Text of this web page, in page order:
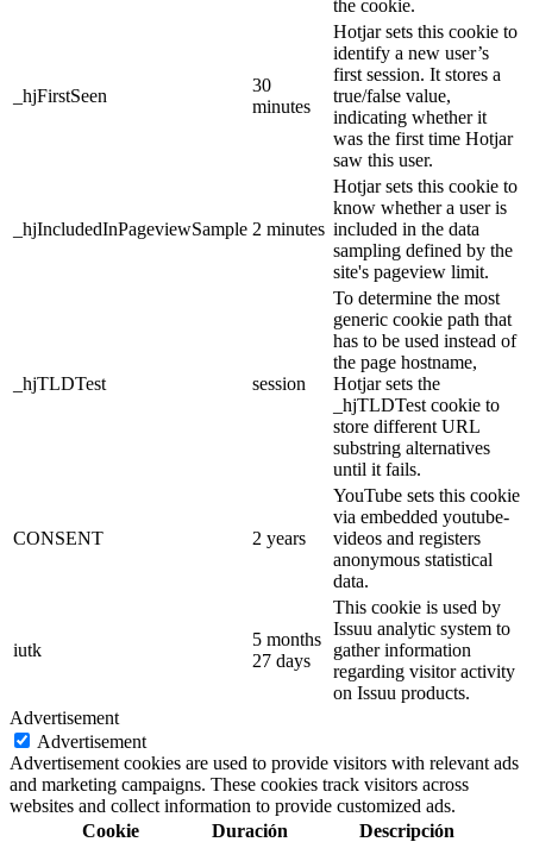
the cookie.
_hjFirstSeen
30
minutes
Hotjar sets this cookie to
identify a new user’s
first session. It stores a
true/false value,
indicating whether it
was the first time Hotjar
saw this user.
_hjIncludedInPageviewSample 2 minutes
Hotjar sets this cookie to
know whether a user is
included in the data
sampling defined by the
site's pageview limit.
_hjTLDTest session
To determine the most
generic cookie path that
has to be used instead of
the page hostname,
Hotjar sets the
_hjTLDTest cookie to
store different URL
substring alternatives
until it fails.
CONSENT 2 years
YouTube sets this cookie
via embedded youtube-
videos and registers
anonymous statistical
data.
iutk
5 months
27 days
This cookie is used by
Issuu analytic system to
gather information
regarding visitor activity
on Issuu products.
Advertisement
Advertisement
Advertisement cookies are used to provide visitors with relevant ads
and marketing campaigns. These cookies track visitors across
websites and collect information to provide customized ads.
Cookie
Duración Descripción